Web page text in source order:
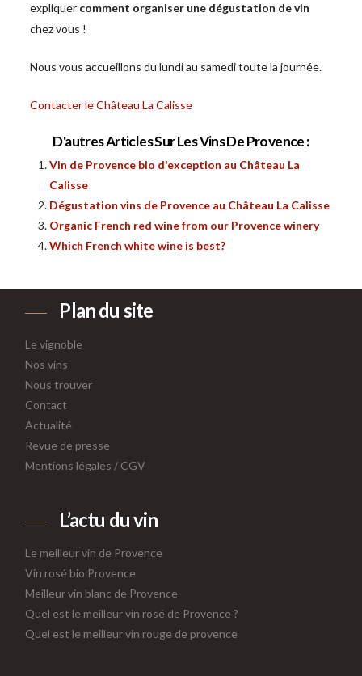
expliquer comment organiser une dégustation de vin
chez vous !
Nous vous accueillons du lundi au samedi toute la journée.
Contacter le Château La Calisse
D'autres Articles Sur Les Vins De Provence :
Vin de Provence bio d'exception au Château La
Calisse
Dégustation vins de Provence au Château La Calisse
Organic French red wine from our Provence winery
Which French white wine is best?
Plan du site
Le vignoble
Nos vins
Nous trouver
Contact
Actualité
Revue de presse
Mentions légales / CGV
L’actu du vin
Le meilleur vin de Provence
Vin rosé bio Provence
Meilleur vin blanc de Provence
Quel est le meilleur vin rosé de Provence ?
Quel est le meilleur vin rouge de provence